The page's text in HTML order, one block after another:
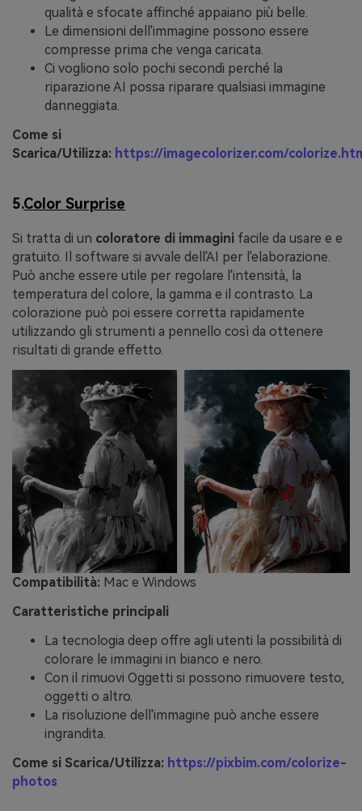
qualità e sfocate affinché appaiano più belle.
Le dimensioni dell'immagine possono essere
compresse prima che venga caricata.
Ci vogliono solo pochi secondi perché la
riparazione AI possa riparare qualsiasi immagine
danneggiata.
Come si
Scarica/Utilizza: https://imagecolorizer.com/
5.Color Surprise
Si tratta di un coloratore di immagini facile da usare e e
gratuito. Il software si avvale dell'AI per l'elaborazione.
Può anche essere utile per regolare l'intensità, la
temperatura del colore, la gamma e il contrasto. La
colorazione può poi essere corretta rapidamente
utilizzando gli strumenti a pennello così da ottenere
risultati di grande effetto.
Compatibilità: Mac e Windows
Caratteristiche principali
La tecnologia deep offre agli utenti la possibilità di
colorare le immagini in bianco e nero.
Con il rimuovi Oggetti si possono rimuovere testo,
oggetti o altro.
La risoluzione dell'immagine può anche essere
ingrandita.
Come si Scarica/Utilizza: https://pixbim.com/colorize-
photos